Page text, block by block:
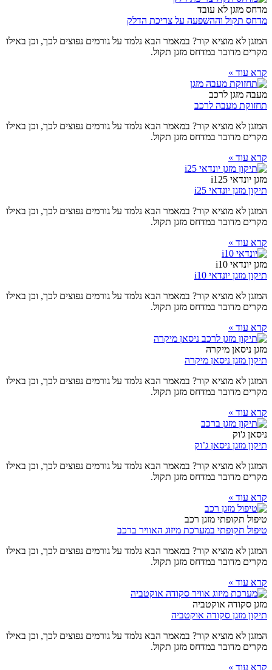
מדחס מזגן לא עובד
מדחס תקול וההשפעה על צריכת הדלק
המזגן לא מוציא קור? במאמר הבא נלמד על גורמים נפוצים לכך, וכן באילו
מקרים מדובר במדחס מזגן תקול.
קרא עוד »
מעבה מזגן לרכב
תחזוקת מעבה לרכב
המזגן לא מוציא קור? במאמר הבא נלמד על גורמים נפוצים לכך, וכן באילו
מקרים מדובר במדחס מזגן תקול.
קרא עוד »
מזגן יונדאי i125
תיקון מזגן יונדאי i25
המזגן לא מוציא קור? במאמר הבא נלמד על גורמים נפוצים לכך, וכן באילו
מקרים מדובר במדחס מזגן תקול.
קרא עוד »
מזגן יונדאי i10
תיקון מזגן יונדאי i10
המזגן לא מוציא קור? במאמר הבא נלמד על גורמים נפוצים לכך, וכן באילו
מקרים מדובר במדחס מזגן תקול.
קרא עוד »
מזגן ניסאן מיקרה
תיקון מזגן ניסאן מיקרה
המזגן לא מוציא קור? במאמר הבא נלמד על גורמים נפוצים לכך, וכן באילו
מקרים מדובר במדחס מזגן תקול.
קרא עוד »
ניסאן ג'וק
תיקון מזגן ניסאן ג’וק
המזגן לא מוציא קור? במאמר הבא נלמד על גורמים נפוצים לכך, וכן באילו
מקרים מדובר במדחס מזגן תקול.
קרא עוד »
טיפול תקופתי מזגן רכב
טיפול תקופתי במערכת מיזוג האוויר ברכב
המזגן לא מוציא קור? במאמר הבא נלמד על גורמים נפוצים לכך, וכן באילו
מקרים מדובר במדחס מזגן תקול.
קרא עוד »
מזגן סקודה אוקטביה
תיקון מזגן סקודה אוקטביה
המזגן לא מוציא קור? במאמר הבא נלמד על גורמים נפוצים לכך, וכן באילו
מקרים מדובר במדחס מזגן תקול.
קרא עוד »